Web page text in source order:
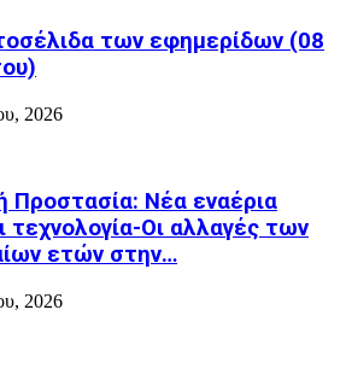
των εφημερίδων (08
2026
Προστασία: Νέα εναέρια
τεχνολογία-Οι αλλαγές των
ετών στην…
2026